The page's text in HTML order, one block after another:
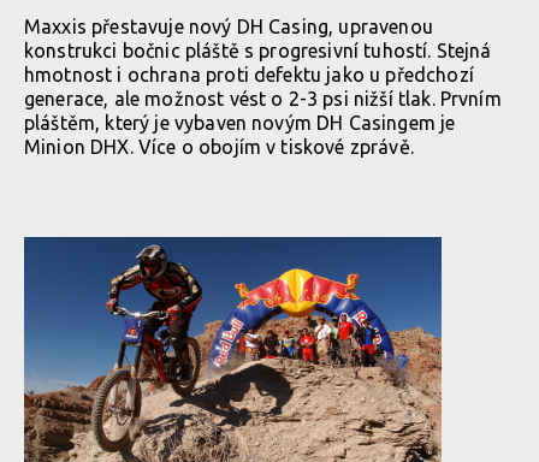
Maxxis přestavuje nový DH Casing, upravenou
konstrukci bočnic pláště s progresivní tuhostí. Stejná
hmotnost i ochrana proti defektu jako u předchozí
generace, ale možnost vést o 2-3 psi nižší tlak. Prvním
pláštěm, který je vybaven novým DH Casingem je
Minion DHX. Více o obojím v tiskové zprávě.